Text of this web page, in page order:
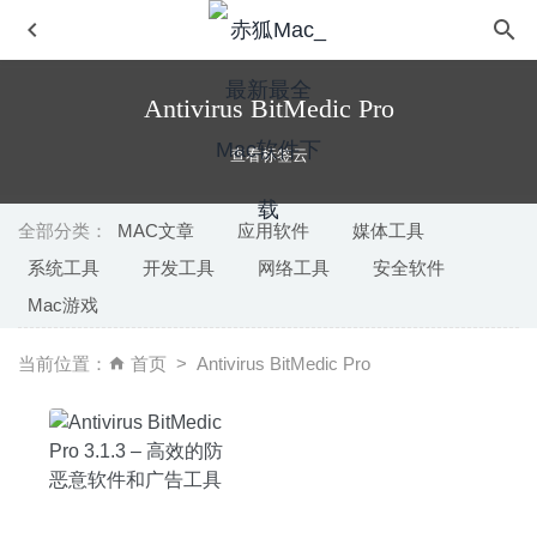
Antivirus BitMedic Pro
查看标签云
全部分类： MAC文章 应用软件
媒体工具
系统工具
开发工具 网络工具
安全软件
Mac游戏
当前位置： 首页 Antivirus BitMedic Pro
03-07
magnetW 3.1.1 for Mac中文版-磁力链接聚合搜索工具
Copy+ 1.1.2 for Mac中文版-剪贴板历史记录管理器
03-17
DVD-Cloner 2020 7.00.715 for Mac- 专业的DVD刻录软件